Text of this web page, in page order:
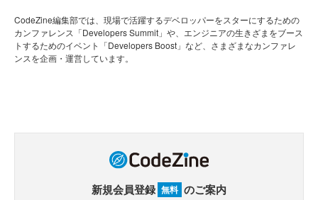
CodeZine編集部では、現場で活躍するデベロッパーをスターにするための
カンファレンス「Developers Summit」や、エンジニアの生きざまをブース
トするためのイベント「Developers Boost」など、さまざまなカンファレ
ンスを企画・運営しています。